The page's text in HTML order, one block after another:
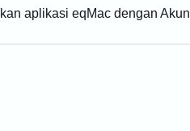
aplikasi eqMac dengan Akun